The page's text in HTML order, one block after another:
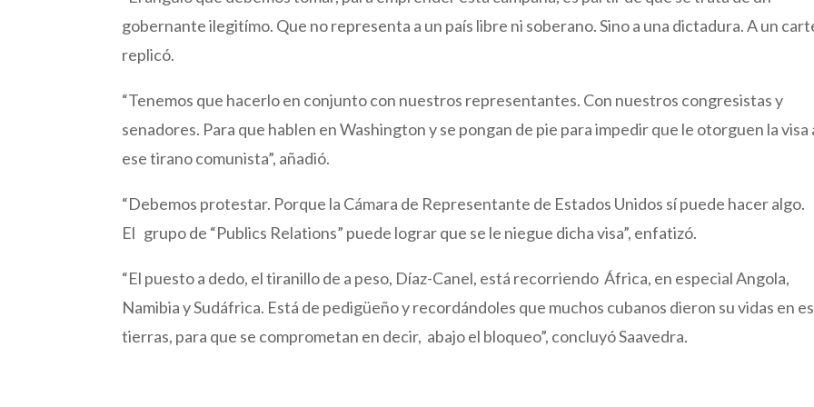
gobernante ilegitímo. Que no representa a un país libre ni soberano. Sino a una dictadura. A un
replicó.
“Tenemos que hacerlo en conjunto con nuestros representantes. Con nuestros congresistas y
senadores. Para que hablen en Washington y se pongan de pie para impedir que le otorguen la visa
ese tirano comunista”, añadió.
“Debemos protestar. Porque la Cámara de Representante de Estados Unidos sí puede hacer algo.
El grupo de “Publics Relations” puede lograr que se le niegue dicha visa”, enfatizó.
“El puesto a dedo, el tiranillo de a peso, Díaz-Canel, está recorriendo África, en especial Angola,
Namibia y Sudáfrica. Está de pedigüeño y recordándoles que muchos cubanos dieron su vidas en
tierras, para que se comprometan en decir, abajo el bloqueo”, concluyó Saavedra.